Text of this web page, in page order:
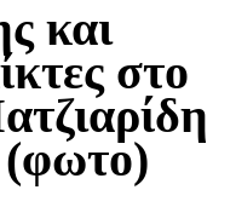
και
στο
(φωτο)